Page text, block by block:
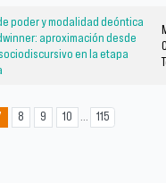
poder y modalidad deóntica
aproximación desde
en la etapa
8 9 10 115